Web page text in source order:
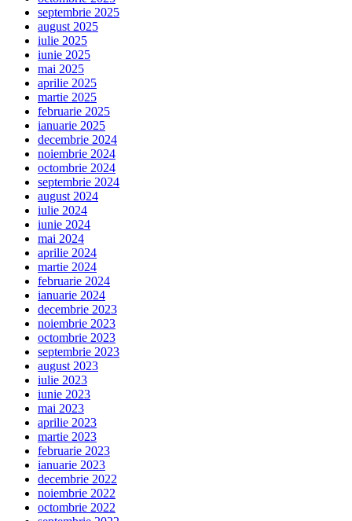
septembrie 2025
august 2025
iulie 2025
iunie 2025
mai 2025
aprilie 2025
martie 2025
februarie 2025
ianuarie 2025
decembrie 2024
noiembrie 2024
octombrie 2024
septembrie 2024
august 2024
iulie 2024
iunie 2024
mai 2024
aprilie 2024
martie 2024
februarie 2024
ianuarie 2024
decembrie 2023
noiembrie 2023
octombrie 2023
septembrie 2023
august 2023
iulie 2023
iunie 2023
mai 2023
aprilie 2023
martie 2023
februarie 2023
ianuarie 2023
decembrie 2022
noiembrie 2022
octombrie 2022